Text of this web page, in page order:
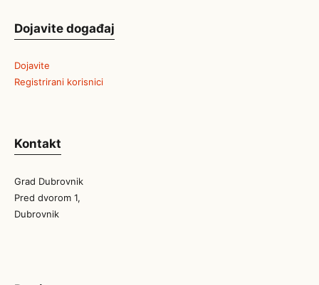
Dojavite događaj
Dojavite
Registrirani korisnici
Kontakt
Grad Dubrovnik
Pred dvorom 1,
Dubrovnik